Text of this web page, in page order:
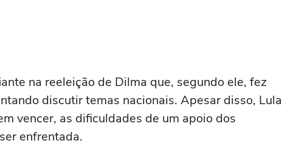
na reeleição de Dilma que, segundo ele, fez
discutir temas nacionais. Apesar disso, Lula
vencer, as dificuldades de um apoio dos
enfrentada.